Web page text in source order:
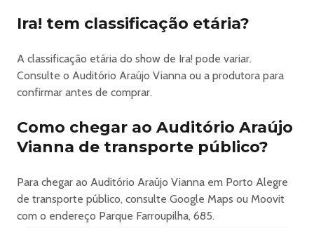
Inteira solidária (todas as pessoas podem comprar
mediante a doação de 1kg de alimento não perecível): R$
Meia entrada (desconto de 50%): R$ 130
Inteira: R$ 260
Plateia Baixa Lateral:
Inteira solidária (todas as pessoas podem comprar
mediante a doação de 1kg de alimento não perecível): R$
160
Inteira: R$ 280
Plateia Baixa Central:
Inteira solidária (todas as pessoas podem comprar
Ira! tem classificação etária?
A classificação etária do show de Ira! pode variar.
Consulte o Auditório Araújo Vianna ou a produtora para
confirmar antes de comprar.
Como chegar ao Auditório Araújo
Vianna de transporte público?
Para chegar ao Auditório Araújo Vianna em Porto Alegre
de transporte público, consulte Google Maps ou Moovit
com o endereço Parque Farroupilha, 685.